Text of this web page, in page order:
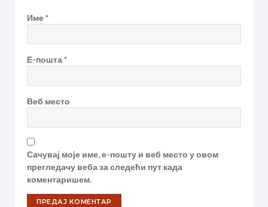
Име*
Е-пошта*
Веб место
Сачувај моје име, е-пошту и веб место у овом
прегледачу веба за следећи пут када
коментаришем.